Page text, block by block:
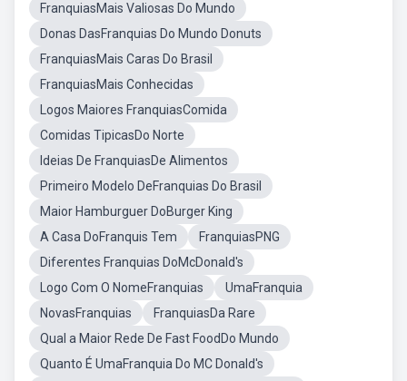
FranquiasMais Valiosas Do Mundo
Donas DasFranquias Do Mundo Donuts
FranquiasMais Caras Do Brasil
FranquiasMais Conhecidas
Logos Maiores FranquiasComida
Comidas TipicasDo Norte
Ideias De FranquiasDe Alimentos
Primeiro Modelo DeFranquias Do Brasil
Maior Hamburguer DoBurger King
A Casa DoFranquis Tem
FranquiasPNG
Diferentes Franquias DoMcDonald's
Logo Com O NomeFranquias
UmaFranquia
NovasFranquias
FranquiasDa Rare
Qual a Maior Rede De Fast FoodDo Mundo
Quanto É UmaFranquia Do MC Donald's